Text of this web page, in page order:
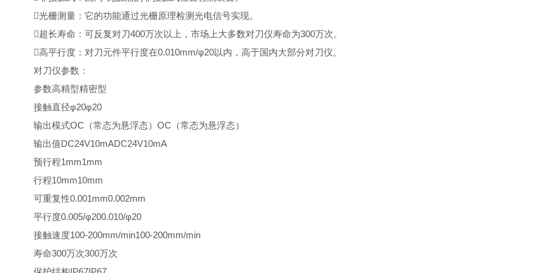
光栅测量：它的功能通过光栅原理检测光电信号实现。
超长寿命：可反复对刀400万次以上，市场上大多数对刀仪寿命为300万次。
高平行度：对刀元件平行度在0.010mm/φ20以内，高于国内大部分对刀仪。
对刀仪参数：
参数高精型精密型
接触直径φ20φ20
输出模式OC（常态为悬浮态）OC（常态为悬浮态）
输出值DC24V10mADC24V10mA
预行程1mm1mm
行程10mm10mm
可重复性0.001mm0.002mm
平行度0.005/φ200.010/φ20
接触速度100-200mm/min100-200mm/min
寿命300万次300万次